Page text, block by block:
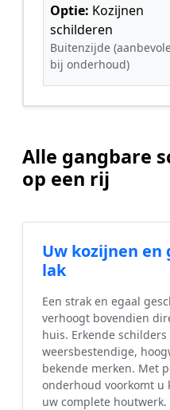
Optie: Kozijnen
schilderen
Buitenzijde
bij onderhoud)
Alle gangbare
op een rij
Uw kozijnen en
lak
Een strak en egaal
verhoogt bovendien
huis. Erkende
weersbestendige,
bekende merken. Met
onderhoud voorkomt u
uw complete houtwerk.